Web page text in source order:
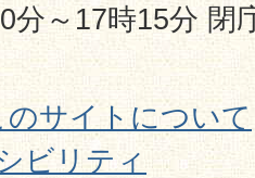
分～17時15分 閉
のサイトについて
ビリティ